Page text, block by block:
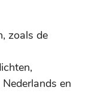
zoals de
en